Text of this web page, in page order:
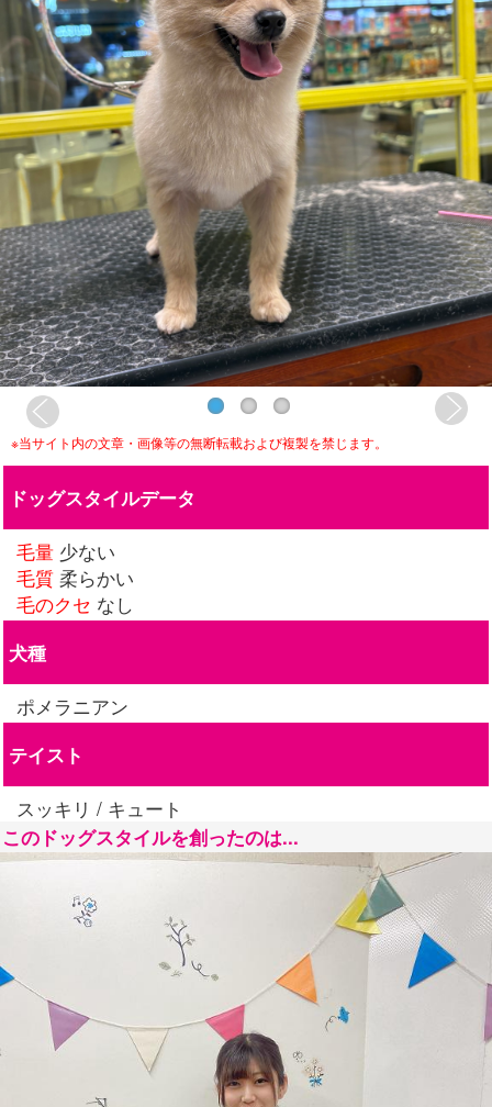
※当サイト内の文章・画像等の無断転載および複製を禁じます。
ドッグスタイルデータ
毛量 少ない
毛質 柔らかい
毛のクセ なし
犬種
ポメラニアン
テイスト
スッキリ / キュート
このドッグスタイルを創ったのは...